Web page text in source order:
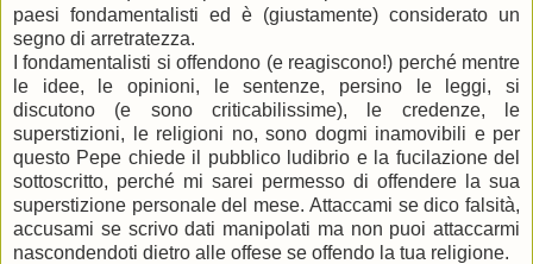
paesi fondamentalisti ed è (giustamente) considerato un
segno di arretratezza.
I fondamentalisti si offendono (e reagiscono!) perché mentre
le idee, le opinioni, le sentenze, persino le leggi, si
discutono (e sono criticabilissime), le credenze, le
superstizioni, le religioni no, sono dogmi inamovibili e per
questo Pepe chiede il pubblico ludibrio e la fucilazione del
sottoscritto, perché mi sarei permesso di offendere la sua
superstizione personale del mese. Attaccami se dico falsità,
accusami se scrivo dati manipolati ma non puoi attaccarmi
nascondendoti dietro alle offese se offendo la tua religione.